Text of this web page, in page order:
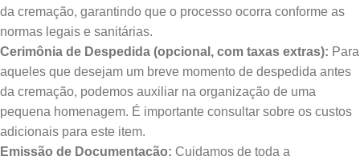
da cremação, garantindo que o processo ocorra conforme as
normas legais e sanitárias.
Cerimônia de Despedida (opcional, com taxas extras): Para
aqueles que desejam um breve momento de despedida antes
da cremação, podemos auxiliar na organização de uma
pequena homenagem. É importante consultar sobre os custos
adicionais para este item.
Emissão de Documentação: Cuidamos de toda a